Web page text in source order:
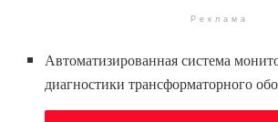
Реклама
Автоматизированная система
диагностики трансформаторного